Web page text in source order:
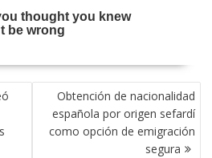
Obtención de nacionalidad
española por origen sefardí
como opción de emigración
segura